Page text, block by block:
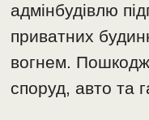
адмінбудівлю
приватних
вогнем.
споруд, авто та